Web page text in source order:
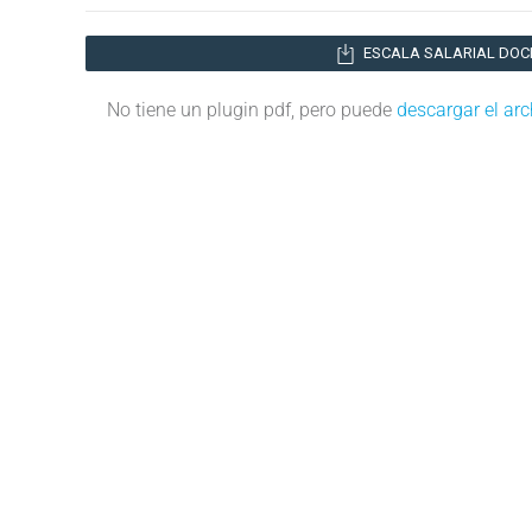
ESCALA SALARIAL
No tiene un plugin pdf, pero puededescargar el